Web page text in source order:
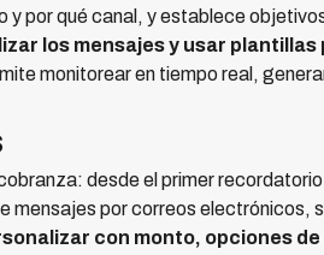
por qué canal, y establece
los mensajes y usar
monitorear en tiempo real,
desde el primer
mensajes por correos electrónicos,
con monto, opciones de